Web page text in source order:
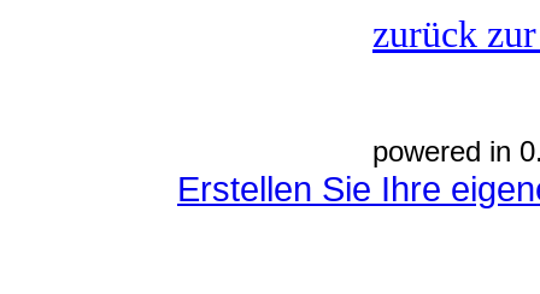
zurück
powered in
Erstellen Sie Ihre